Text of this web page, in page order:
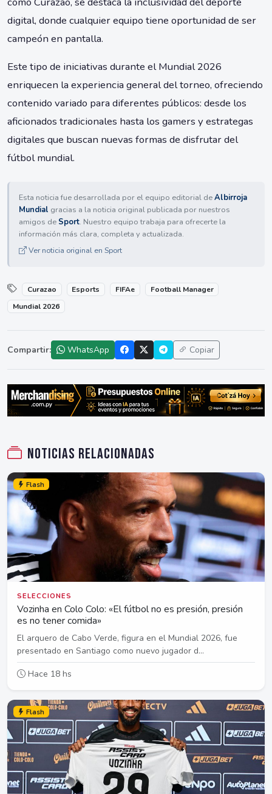
digital, donde cualquier equipo tiene oportunidad de ser
campeón en pantalla.
Este tipo de iniciativas durante el Mundial 2026
enriquecen la experiencia general del torneo, ofreciendo
contenido variado para diferentes públicos: desde los
aficionados tradicionales hasta los gamers y estrategas
digitales que buscan nuevas formas de disfrutar del
fútbol mundial.
Esta noticia fue desarrollada por el equipo editorial deAlbirroja
Mundial gracias a la noticia original publicada por nuestros
amigos de Sport. Nuestro equipo trabaja para ofrecerte la
información más clara, completa y actualizada.
Ver noticia original en Sport
Curazao Esports FIFAe
Football Manager
Mundial 2026
Compartir: WhatsApp Copiar
Noticias relacionadas
Flash
SELECCIONES
Vozinha en Colo Colo: «El fútbol no es presión, presión
es no tener comida»
El arquero de Cabo Verde, figura en el Mundial 2026, fue
presentado en Santiago como nuevo jugador d...
Hace 18 hs
Flash